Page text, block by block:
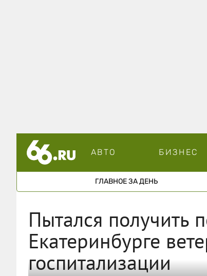
АВТО БИЗНЕС
ГЛАВНОЕ ЗА ДЕНЬ
Пытался получить
Екатеринбурге
госпитализации